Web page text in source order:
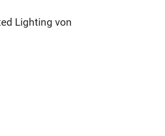
Lighting von